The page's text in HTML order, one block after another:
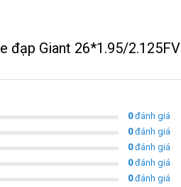
đạp Giant 26*1.95/2.125FV
0đánh giá
0đánh giá
0đánh giá
0đánh giá
0đánh giá